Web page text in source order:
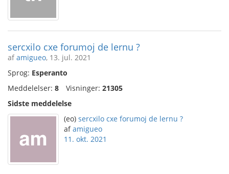
sercxilo cxe forumoj de lernu ?
afamigueo, 13. jul. 2021
Sprog: Esperanto
Meddelelser: 8 Visninger: 21305
Sidste meddelelse
(eo) sercxilo cxe forumoj de lernu ?
afamigueo
11. okt. 2021